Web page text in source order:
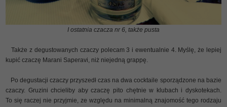
I ostatnia czacza nr 6, także pusta
Także z degustowanych czaczy polecam 3 i ewentualnie 4. Myślę, że lepiej
kupić czaczę Marani Saperavi, niż niejedną grappę.
Po degustacji czaczy przyszedł czas na dwa cocktaile sporządzone na bazie
czaczy. Gruzini chcieliby aby czaczę pito chętnie w klubach i dyskotekach.
To się raczej nie przyjmie, ze względu na minimalną znajomość tego rodzaju